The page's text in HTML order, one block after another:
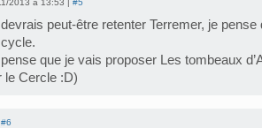
2013 à 13:53 | #5
peut-être retenter Terremer, je
que je vais proposer Les tombeaux
le Cercle :D)
#6